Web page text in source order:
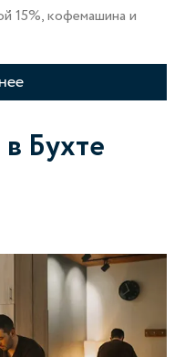
15%, кофемашина и
Бухте